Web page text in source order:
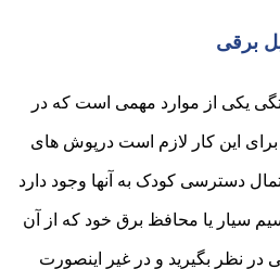
برقی
یکی از موارد مهمی است که در
برای این کار لازم است درپوش های
دسترسی کودک به آنها وجود دارد
سیم سیار یا محافظ برق خود که از آن
در نظر بگیرید و در غیر اینصورت